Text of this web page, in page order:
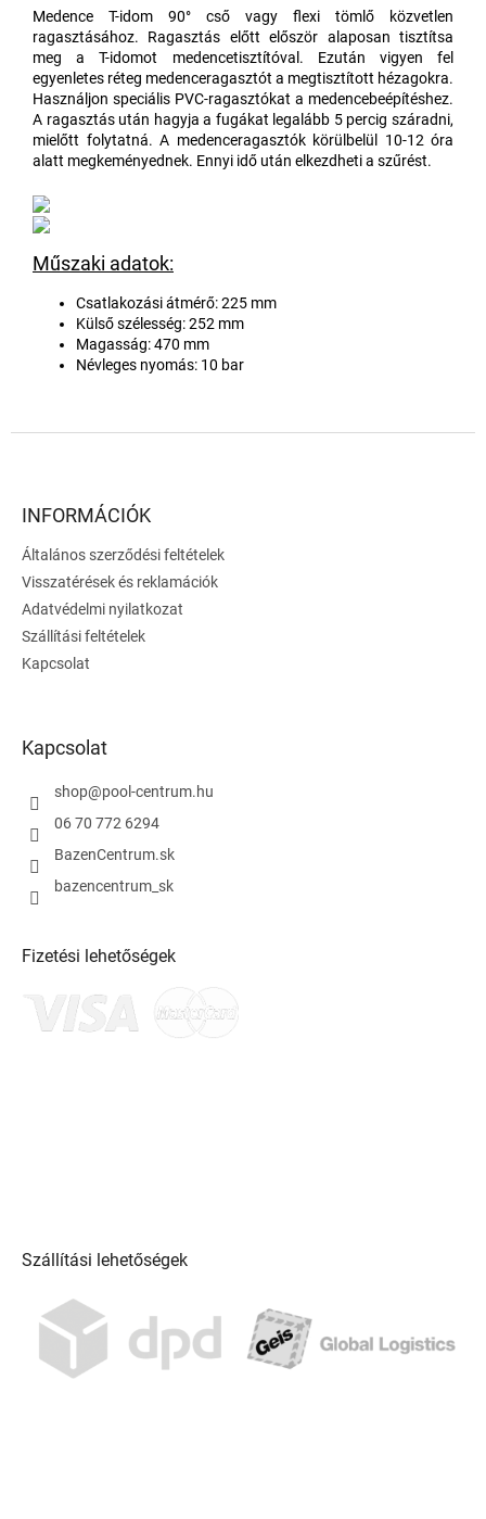
Medence T-idom 90° cső vagy flexi tömlő közvetlen
ragasztásához. Ragasztás előtt először alaposan tisztítsa
meg a T-idomot medencetisztítóval. Ezután vigyen fel
egyenletes réteg medenceragasztót a megtisztított hézagokra.
Használjon speciális PVC-ragasztókat a medencebeépítéshez.
A ragasztás után hagyja a fugákat legalább 5 percig száradni,
mielőtt folytatná. A medenceragasztók körülbelül 10-12 óra
alatt megkeményednek. Ennyi idő után elkezdheti a szűrést.
Műszaki adatok:
Csatlakozási átmérő: 225 mm
Külső szélesség: 252 mm
Magasság: 470 mm
Névleges nyomás: 10 bar
INFORMÁCIÓK
Általános szerződési feltételek
Visszatérések és reklamációk
Adatvédelmi nyilatkozat
Szállítási feltételek
Kapcsolat
Kapcsolat
shop@pool-centrum.hu
06 70 772 6294
BazenCentrum.sk
bazencentrum_sk
Fizetési lehetőségek
Szállítási lehetőségek